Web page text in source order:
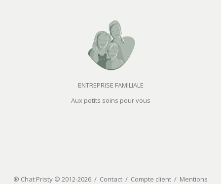
ENTREPRISE FAMILIALE
Aux petits soins pour vous
® Chat Pristy © 2012-2026 / Contact / Compte client / Mentions